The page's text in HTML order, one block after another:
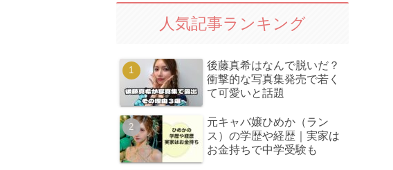
人気記事ランキング
後藤真希はなんで脱いだ？
衝撃的な写真集発売で若く
て可愛いと話題
元キャバ嬢ひめか（ラン
ス）の学歴や経歴｜実家は
お金持ちで中学受験も